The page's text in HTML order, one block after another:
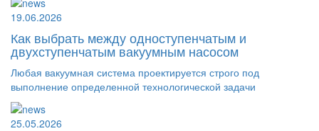
19.06.2026
Как выбрать между одноступенчатым и
двухступенчатым вакуумным насосом
Любая вакуумная система проектируется строго под
выполнение определенной технологической задачи
25.05.2026